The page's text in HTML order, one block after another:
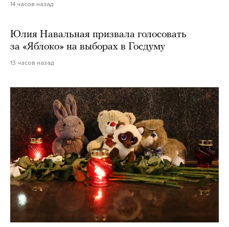
14 часов назад
Юлия Навальная призвала голосовать
за «Яблоко» на выборах в Госдуму
13 часов назад